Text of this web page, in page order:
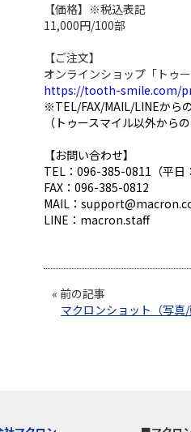
【価格】※税込表記
11,000円/100部
【ご注文】
https://tooth-smile.com/
※TEL/FAX/MAIL/LINEから
（トゥースマイル以外から
【お問い合わせ】
TEL：096-385-0811（平日
FAX：096-385-0812
MAIL：
« 前の記事
マクロンショット（写